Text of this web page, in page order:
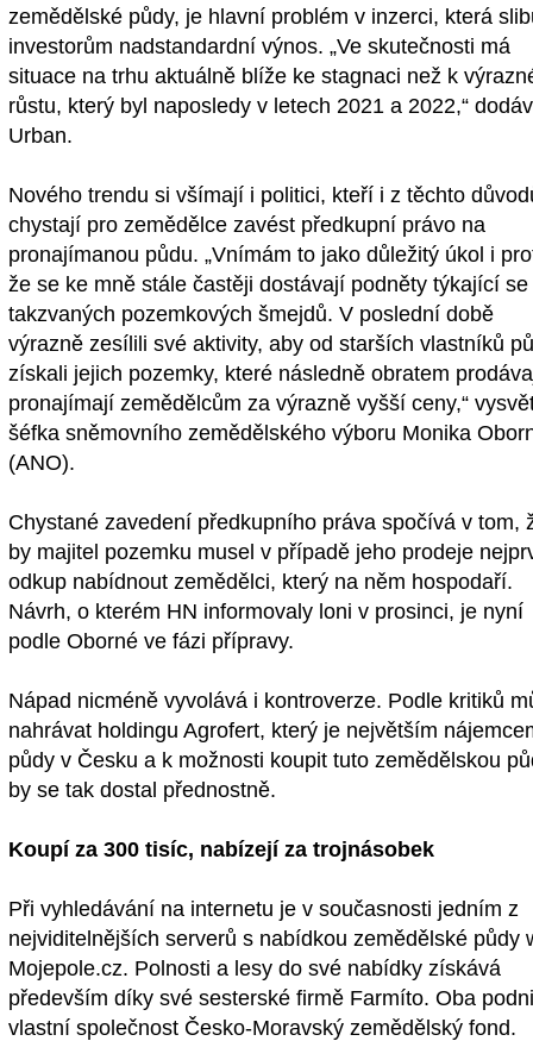
zemědělské půdy, je hlavní problém v inzerci, která
investorům nadstandardní výnos. „Ve skutečnosti má
situace na trhu aktuálně blíže ke stagnaci než k
růstu, který byl naposledy v letech 2021 a 2022,“
Urban.
Nového trendu si všímají i politici, kteří i z těchto
chystají pro zemědělce zavést předkupní právo na
pronajímanou půdu. „Vnímám to jako důležitý úkol i
že se ke mně stále častěji dostávají podněty týkající se
takzvaných pozemkových šmejdů. V poslední době
výrazně zesílili své aktivity, aby od starších vlastníků
získali jejich pozemky, které následně obratem
pronajímají zemědělcům za výrazně vyšší ceny,“
šéfka sněmovního zemědělského výboru Monika
(ANO).
Chystané zavedení předkupního práva spočívá v tom,
by majitel pozemku musel v případě jeho prodeje
odkup nabídnout zemědělci, který na něm hospodaří.
Návrh, o kterém HN informovaly loni v prosinci, je nyní
podle Oborné ve fázi přípravy.
Nápad nicméně vyvolává i kontroverze. Podle kritiků
nahrávat holdingu Agrofert, který je největším
půdy v Česku a k možnosti koupit tuto zemědělskou
by se tak dostal přednostně.
Koupí za 300 tisíc, nabízejí za trojnásobek
Při vyhledávání na internetu je v současnosti jedním z
nejviditelnějších serverů s nabídkou zemědělské půdy
Mojepole.cz. Polnosti a lesy do své nabídky získává
především díky své sesterské firmě Farmíto. Oba
vlastní společnost Česko-Moravský zemědělský fond.